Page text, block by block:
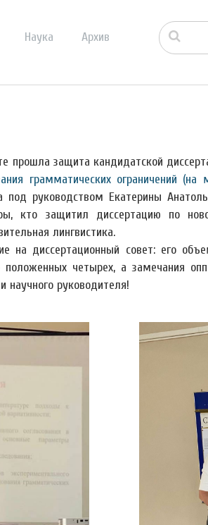
Наука Архив
прошла защита кандидатской
грамматических ограничений (на
под руководством Екатерины
кто защитил диссертацию по
лингвистика.
на диссертационный совет: его
четырех, а замечания
научного руководителя!